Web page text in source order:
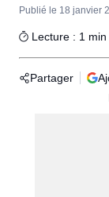
Publié le 18 janvier
Lecture : 1 min
Partager